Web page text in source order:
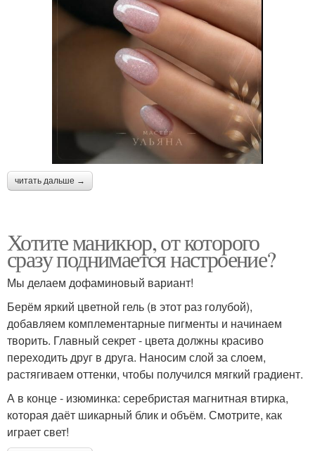
читать дальше →
Хотите маникюр, от которого
сразу поднимается настроение?
Мы делаем дофаминовый вариант!
Берём яркий цветной гель (в этот раз голубой),
добавляем комплементарные пигменты и начинаем
творить. Главный секрет - цвета должны красиво
переходить друг в друга. Наносим слой за слоем,
растягиваем оттенки, чтобы получился мягкий градиент.
А в конце - изюминка: серебристая магнитная втирка,
которая даёт шикарный блик и объём. Смотрите, как
играет свет!